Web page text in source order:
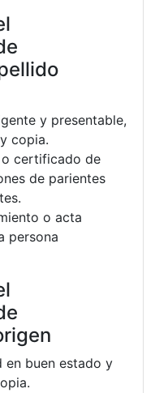
y presentable,
copia.
certificado de
de parientes
o acta
persona
en buen estado y